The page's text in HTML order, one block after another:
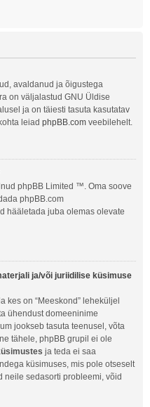
avaldanud ja õigustega
on väljalastud GNU Üldise
ja on täiesti tasuta kasutatav
leiad phpBB.com veebilehelt.
phpBB Limited ™. Oma soove
phpBB.com
hääletada juba olemas olevate
ja/või juriidilise küsimuse
kes on “Meeskond” leheküljel
ühendust domeeninime
jookseb tasuta teenusel, võta
tähele, phpBB grupil ei ole
ja teda ei saa
küsimuses, mis pole otseselt
neile sedasorti probleemi, võid